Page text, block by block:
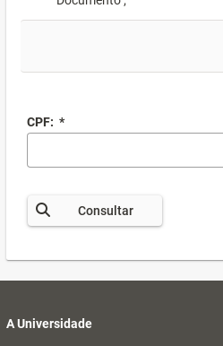
CPF: *
Consultar
A Universidade